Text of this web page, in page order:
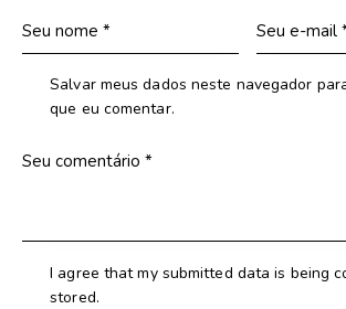
Salvar meus dados neste navegador
que eu comentar.
I agree that my submitted data is being
stored.